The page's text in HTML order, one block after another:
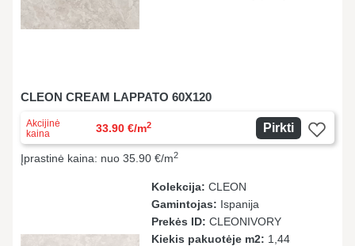
CLEON CREAM LAPPATO 60X120
Akcijinė
kaina
33.90 €/m2 Pirkti
Įprastinė kaina: nuo 35.90 €/m2
Kolekcija: CLEON
Gamintojas: Ispanija
Prekės ID: CLEONIVORY
Kiekis pakuotėje m2: 1,44